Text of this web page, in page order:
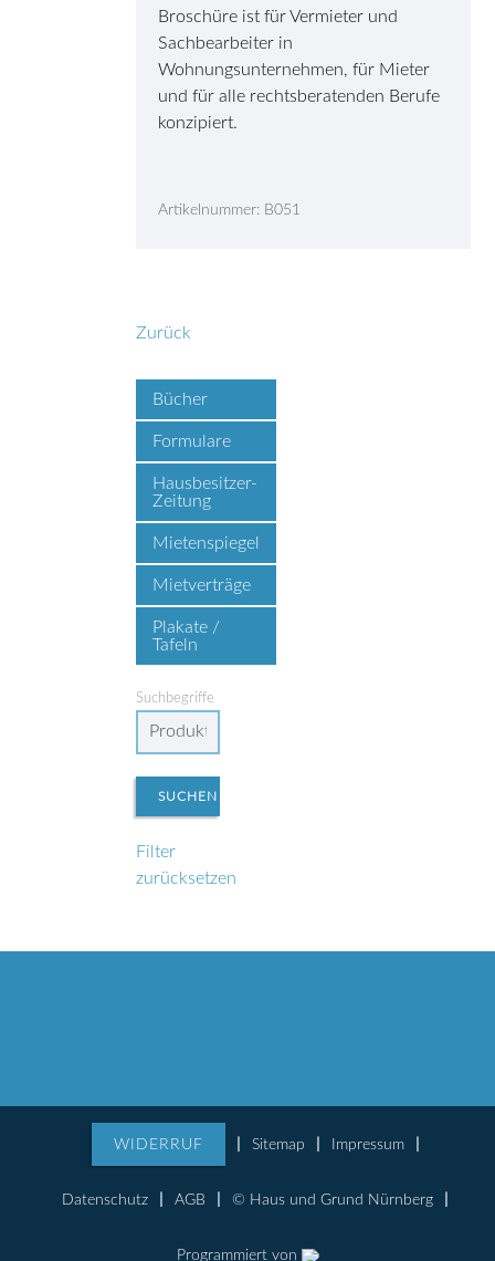
Broschüre ist für Vermieter und
Sachbearbeiter in
Wohnungsunternehmen, für Mieter
und für alle rechtsberatenden Berufe
konzipiert.
Artikelnummer: B051
Zurück
Bücher
Formulare
Hausbesitzer-
Zeitung
Mietenspiegel
Mietverträge
Plakate /
Tafeln
Suchbegriffe
Filter
zurücksetzen
WIDERRUF Sitemap Impressum
Datenschutz AGB © Haus und Grund Nürnberg
Programmiert von